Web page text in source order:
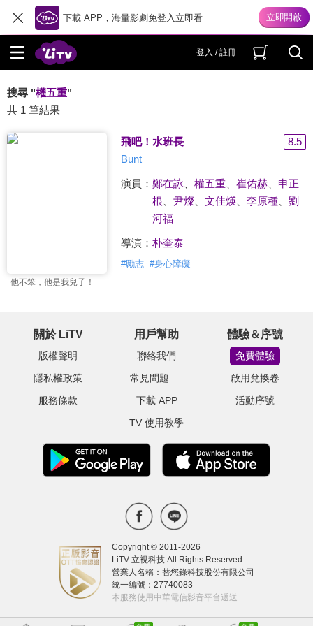
下載 APP，海量影劇免登入立即看
登入 / 註冊
搜尋 "權五重"
共 1 筆結果
他不笨，他是我兒子！
飛吧！水班長
8.5
Bunt
演員： 鄭在詠 權五重、 崔佑赫、 申正
根
尹燦、 文佳煐、 李原種、 劉
河福
導演： 朴奎泰
#勵志 #身心障礙
關於 LiTV
版權聲明
隱私權政策
服務條款
用戶幫助
聯絡我們
常見問題
下載 APP
TV 使用教學
體驗＆序號
免費體驗
啟用兌換卷
活動序號
Copyright © 2011-2026
LiTV 立視科技 All Rights Reserved.
營業人名稱：替您錄科技股份有限公司
統一編號：27740083
本服務使用中華電信影音平台遞送